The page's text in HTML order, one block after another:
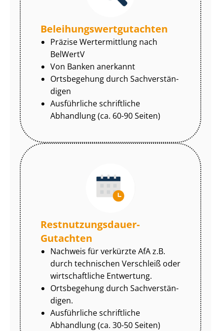
Be­lei­hungs­wert­gut­ach­ten
Präzise Wertermittlung nach
BelWertV
Von Banken anerkannt
Ortsbegehung durch Sach­ver­stän­
di­gen
Ausführliche schriftliche
Abhandlung (ca. 60-90 Seiten)
Rest­nut­zungs­dau­er-
Gutachten
Nachweis für verkürzte AfA z.B.
durch technischen Verschleiß oder
wirtschaftliche Entwertung.
Ortsbegehung durch Sach­ver­stän­
di­gen.
Ausführliche schriftliche
Abhandlung (ca. 30-50 Seiten)